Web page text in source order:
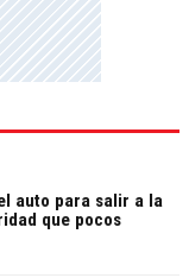
auto para salir a la
que pocos